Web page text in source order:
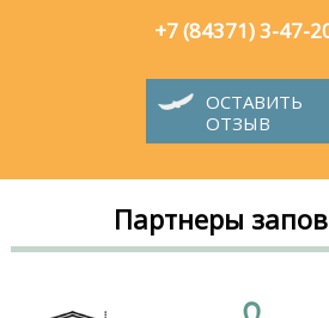
+7 (84371) 3-47-
ОСТАВИТЬ
ОТЗЫВ
Партнеры